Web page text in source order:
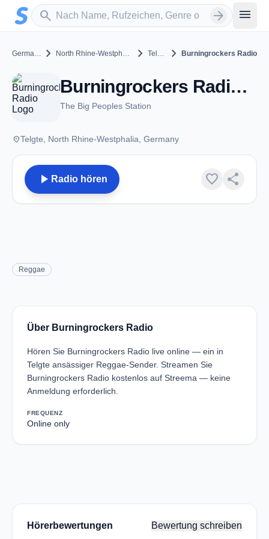
Zum Hauptinhalt springen
search
Sender suchen arrow_forward menu
Germany chevron_right North Rhine-Westphalia chevron_right Telgte chevron_right Burningrockers Radio
Burningrockers Radio - Telgte
The Big Peoples Station
placeTelgte, North Rhine-Westphalia, Germany
play_arrow Radio hören favorite share
Reggae
Über Burningrockers Radio
Hören Sie Burningrockers Radio live online — ein in
Telgte ansässiger Reggae-Sender. Streamen Sie
Burningrockers Radio kostenlos auf Streema — keine
Anmeldung erforderlich.
FREQUENZ
Online only
Hörerbewertungen Bewertung schreiben